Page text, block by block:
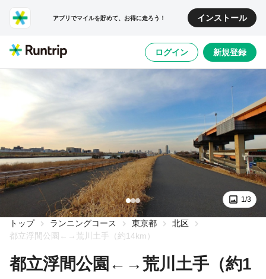
アプリでマイルを貯めて、お得に走ろう！ インストール
ログイン 新規登録
1/3
トップ ランニングコース 東京都
北区
都立浮間公園←→荒川土手（約14km）
都立浮間公園←→荒川土手（約1